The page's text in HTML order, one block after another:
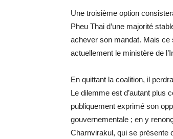
Une troisième option
Pheu Thai d’une majorité
achever son mandat. Mais ce
actuellement le ministère de
En quittant la coalition, il
Le dilemme est d’autant plus
publiquement exprimé son
gouvernementale ; en y
Charnvirakul, qui se présente